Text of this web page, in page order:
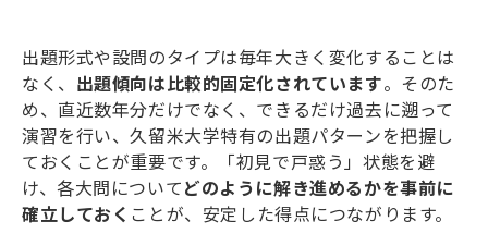
出題形式や設問のタイプは毎年大きく変化することは
なく、 出題傾向は比較的固定化されています。そのた
め、直近数年分だけでなく、できるだけ過去に遡って
演習を行い、久留米大学特有の出題パターンを把握し
ておくことが重要です。「初見で戸惑う」状態を避
け、各大問についてどのように解き進めるかを事前に
確立しておく ことが、安定した得点につながります。